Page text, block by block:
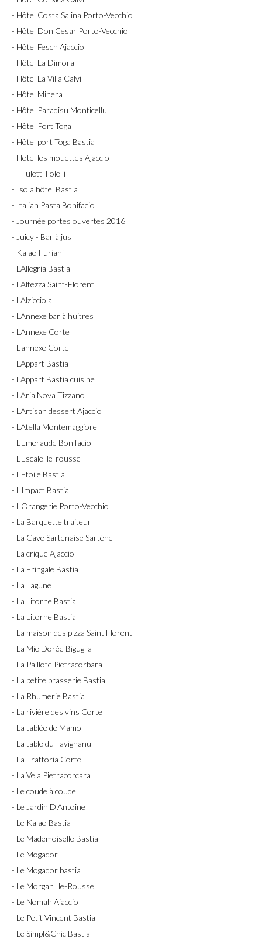
- Hôtel Costa Salina Porto-Vecchio
- Hôtel Don Cesar Porto-Vecchio
- Hôtel Fesch Ajaccio
- Hôtel La Dimora
- Hôtel La Villa Calvi
- Hôtel Minera
- Hôtel Paradisu Monticellu
- Hôtel Port Toga
- Hôtel port Toga Bastia
- Hotel les mouettes Ajaccio
- I Fuletti Folelli
- Isola hôtel Bastia
- Italian Pasta Bonifacio
- Journée portes ouvertes 2016
- Juicy - Bar à jus
- Kalao Furiani
- L'Allegria Bastia
- L'Altezza Saint-Florent
- L'Alzicciola
- L'Annexe bar à huitres
- L'Annexe Corte
- L'annexe Corte
- L'Appart Bastia
- L'Appart Bastia cuisine
- L'Aria Nova Tizzano
- L'Artisan dessert Ajaccio
- L'Atella Montemaggiore
- L'Emeraude Bonifacio
- L'Escale ile-rousse
- L'Etoile Bastia
- L'Impact Bastia
- L'Orangerie Porto-Vecchio
- La Barquette traiteur
- La Cave Sartenaise Sartène
- La crique Ajaccio
- La Fringale Bastia
- La Lagune
- La Litorne Bastia
- La Litorne Bastia
- La maison des pizza Saint Florent
- La Mie Dorée Biguglia
- La Paillote Pietracorbara
- La petite brasserie Bastia
- La Rhumerie Bastia
- La rivière des vins Corte
- La tablée de Mamo
- La table du Tavignanu
- La Trattoria Corte
- La Vela Pietracorcara
- Le coude à coude
- Le Jardin D'Antoine
- Le Kalao Bastia
- Le Mademoiselle Bastia
- Le Mogador
- Le Mogador bastia
- Le Morgan Ile-Rousse
- Le Nomah Ajaccio
- Le Petit Vincent Bastia
- Le Simpl&Chic Bastia